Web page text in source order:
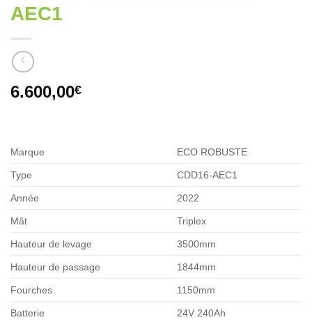
AEC1
6.600,00€
Marque ECO ROBUSTE
Type CDD16-AEC1
Année 2022
Mât Triplex
Hauteur de levage 3500mm
Hauteur de passage 1844mm
Fourches 1150mm
Batterie 24V 240Ah